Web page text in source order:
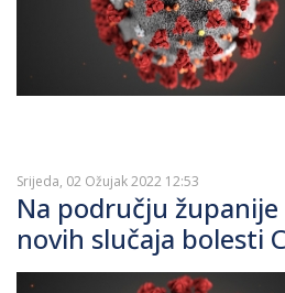
Srijeda, 02 Ožujak 2022 12:53
Na području
novih slučaja bolesti